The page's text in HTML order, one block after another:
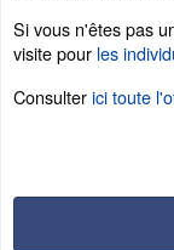
Si vous n'êtes pas
visite pour les
Consulterici toute